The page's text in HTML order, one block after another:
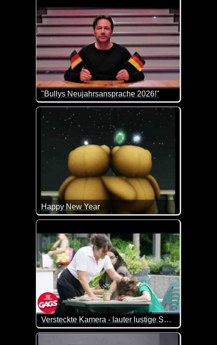
"Bullys Neujahrsansprache 2026!"
Kurz und knackig. Was gäbe es auch mehr zu
Happy New Year
Die niedlichen Bärchen und ich wünschen dir ein
Versteckte Kamera - lauter lustige Szenen
Die versteckte Kamera hat immer wieder neue